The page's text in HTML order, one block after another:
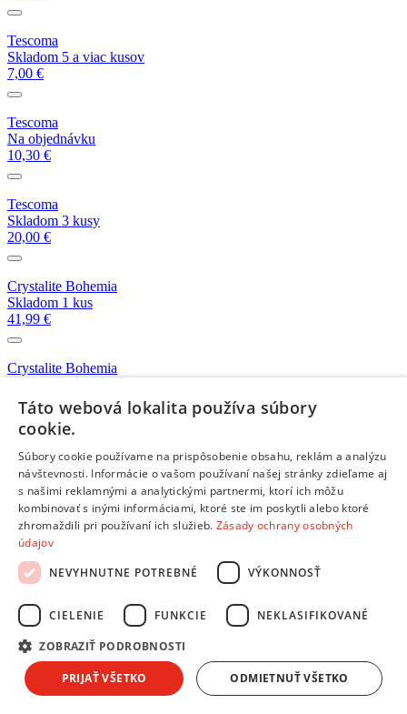
Tescoma
Skladom 5 a viac kusov
7,00 €
Tescoma
Na objednávku
10,30 €
Tescoma
Skladom 3 kusy
20,00 €
Crystalite Bohemia
Skladom 1 kus
41,99 €
Crystalite Bohemia
16,99 €
Viac kompatibilných produktov z kategórie:
Makro
Skladom 2 kusy
2,20 €
Tescoma ONLINE
Na objednávku
22,80 €
Tescoma PRESTO
Skladom 3 kusy
7,40 €
Táto webová lokalita používa súbory
cookie.
Súbory cookie používame na prispôsobenie obsahu, reklám a analýzu
návštevnosti. Informácie o vašom používaní našej stránky zdieľame aj
s našimi reklamnými a analytickými partnermi, ktorí ich môžu
kombinovať s inými informáciami, ktoré ste im poskytli alebo ktoré
zhromaždili pri používaní ich služieb. Zásady ochrany osobných
údajov
NEVYHNUTNE POTREBNÉ
VÝKONNOSŤ
CIELENIE FUNKCIE NEKLASIFIKOVANÉ
ZOBRAZIŤ PODROBNOSTI
PRIJAŤ VŠETKO ODMIETNUŤ VŠETKO